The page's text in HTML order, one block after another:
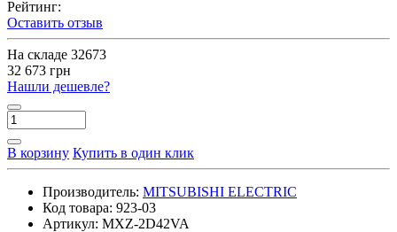
Рейтинг:
Оставить отзыв
На складе 32673
32 673 грн
Нашли дешевле?
В корзину Купить в один клик
Производитель: MITSUBISHI ELECTRIC
Код товара: 923-03
Артикул: MXZ-2D42VA